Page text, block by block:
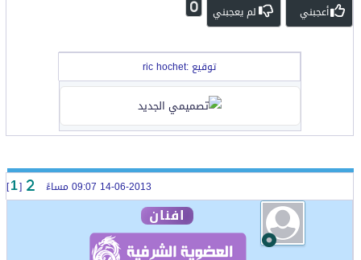
أعجبني لم يعجبني 0
توقيع :ric hochet
[
1
]
افنان